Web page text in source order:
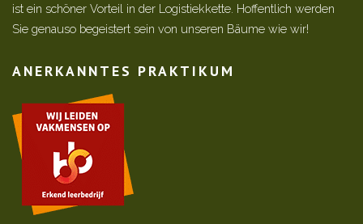
ist ein schöner Vorteil in der Logistiekkette. Hoffentlich werden
Sie genauso begeistert sein von unseren Bäume wie wir!
ANERKANNTES PRAKTIKUM